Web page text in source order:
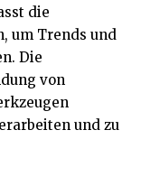
die
um Trends und
Die
von
und zu